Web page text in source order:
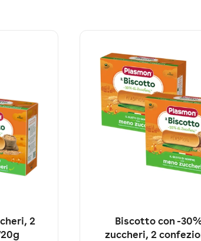
2
Biscotto con -
zuccheri, 2